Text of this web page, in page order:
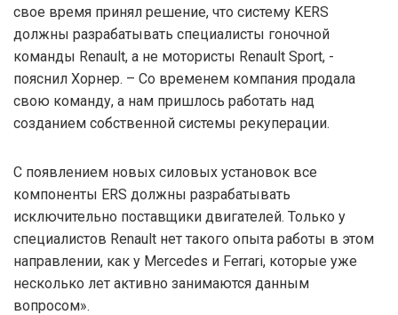
свое время принял решение, что систему KERS
должны разрабатывать специалисты гоночной
команды Renault, а не мотористы Renault Sport, -
пояснил Хорнер. – Со временем компания продала
свою команду, а нам пришлось работать над
созданием собственной системы рекуперации.
С появлением новых силовых установок все
компоненты ERS должны разрабатывать
исключительно поставщики двигателей. Только у
специалистов Renault нет такого опыта работы в этом
направлении, как у Mercedes и Ferrari, которые уже
несколько лет активно занимаются данным
вопросом».